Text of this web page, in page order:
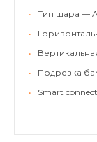
•
Тип шара — A
•
•
•
Подрезка
•
Smart